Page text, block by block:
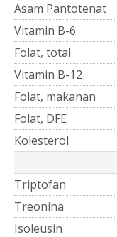
Asam Pantotenat
Vitamin B-6
Folat, total
Vitamin B-12
Folat, makanan
Folat, DFE
Kolesterol
Triptofan
Treonina
Isoleusin